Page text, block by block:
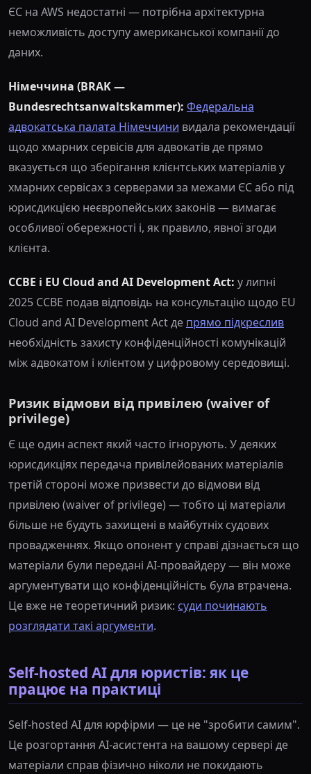
ЄС на AWS недостатні — потрібна архітектурна
неможливість доступу американської компанії до
даних.
Німеччина (BRAK —
Bundesrechtsanwaltskammer): Федеральна
адвокатська палата Німеччини видала рекомендації
щодо хмарних сервісів для адвокатів де прямо
вказується що зберігання клієнтських матеріалів у
хмарних сервісах з серверами за межами ЄС або під
юрисдикцією неєвропейських законів — вимагає
особливої обережності і, як правило, явної згоди
клієнта.
CCBE і EU Cloud and AI Development Act: у липні
2025 CCBE подав відповідь на консультацію щодо EU
Cloud and AI Development Act де прямо підкреслив
необхідність захисту конфіденційності комунікацій
між адвокатом і клієнтом у цифровому середовищі.
Ризик відмови від привілею (waiver of
privilege)
Є ще один аспект який часто ігнорують. У деяких
юрисдикціях передача привілейованих матеріалів
третій стороні може призвести до відмови від
привілею (waiver of privilege) — тобто ці матеріали
більше не будуть захищені в майбутніх судових
провадженнях. Якщо опонент у справі дізнається що
матеріали були передані AI-провайдеру — він може
аргументувати що конфіденційність була втрачена.
Це вже не теоретичний ризик: суди починають
розглядати такі аргументи.
Self-hosted AI для юристів: як це
працює на практиці
Self-hosted AI для юрфірми — це не "зробити самим".
Це розгортання AI-асистента на вашому сервері де
матеріали справ фізично ніколи не покидають